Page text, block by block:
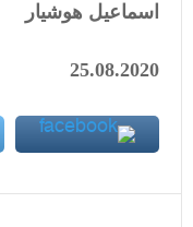
اسماعیل هوشیار
25.08.2020